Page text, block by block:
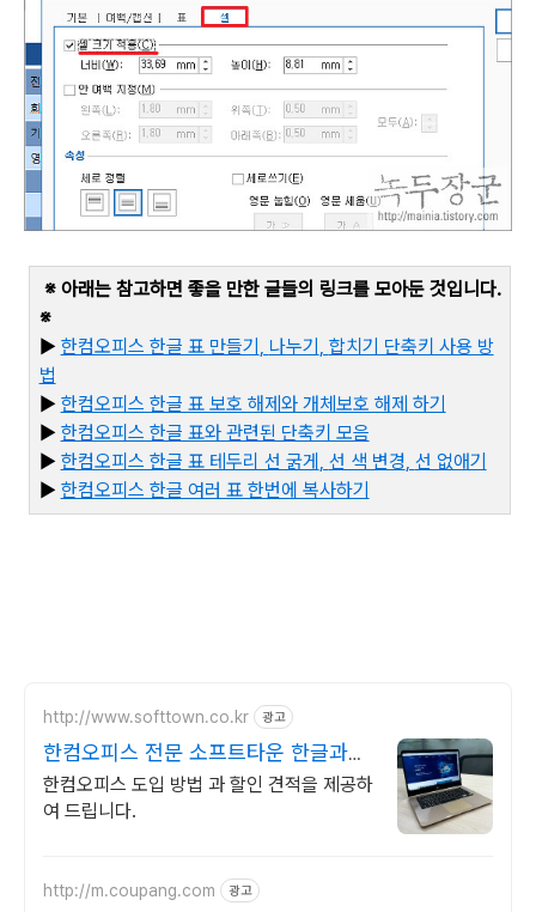
※ 아래는 참고하면 좋을 만한 글들의 링크를 모아둔 것입니다.
※
▶ 한컴오피스 한글 표 만들기, 나누기, 합치기 단축키 사용 방
법
▶ 한컴오피스 한글 표 보호 해제와 개체보호 해제 하기
▶ 한컴오피스 한글 표와 관련된 단축키 모음
▶ 한컴오피스 한글 표 테두리 선 굵게, 선 색 변경, 선 없애기
▶ 한컴오피스 한글 여러 표 한번에 복사하기
http://www.softtown.co.kr 광고
한컴오피스 전문 소프트타운 한글과컴
퓨터 공식 파트너
한컴오피스 도입 방법 과 할인 견적을 제공하
여 드립니다.
http://m.coupang.com 광고